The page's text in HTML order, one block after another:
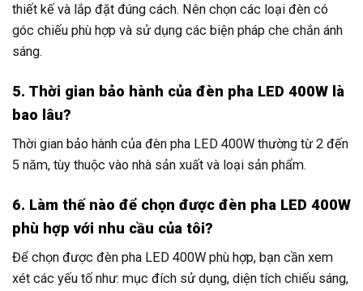
thiết kế và lắp đặt đúng cách. Nên chọn các loại đèn có
góc chiếu phù hợp và sử dụng các biện pháp che chắn ánh
sáng.
5. Thời gian bảo hành của đèn pha LED 400W là
bao lâu?
Thời gian bảo hành của đèn pha LED 400W thường từ 2 đến
5 năm, tùy thuộc vào nhà sản xuất và loại sản phẩm.
6. Làm thế nào để chọn được đèn pha LED 400W
phù hợp với nhu cầu của tôi?
Để chọn được đèn pha LED 400W phù hợp, bạn cần xem
xét các yếu tố như: mục đích sử dụng, diện tích chiếu sáng,